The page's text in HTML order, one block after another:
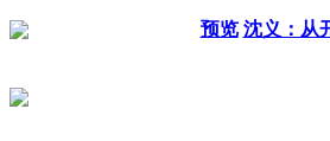
预览 沈义：从